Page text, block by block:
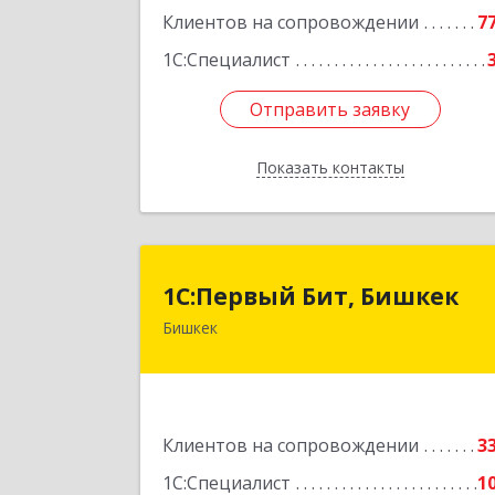
Клиентов на сопровождении
1С:Специалист
Отправить заявку
Показать контакты
Отправить заявку
Назад
1С:Первый Бит, Бишкек
Бишкек
Клиентов на сопровождении
1С:Специалист
1С:Первый Бит, Бишкек
г.Бишкек, Октябрьский район, ул.